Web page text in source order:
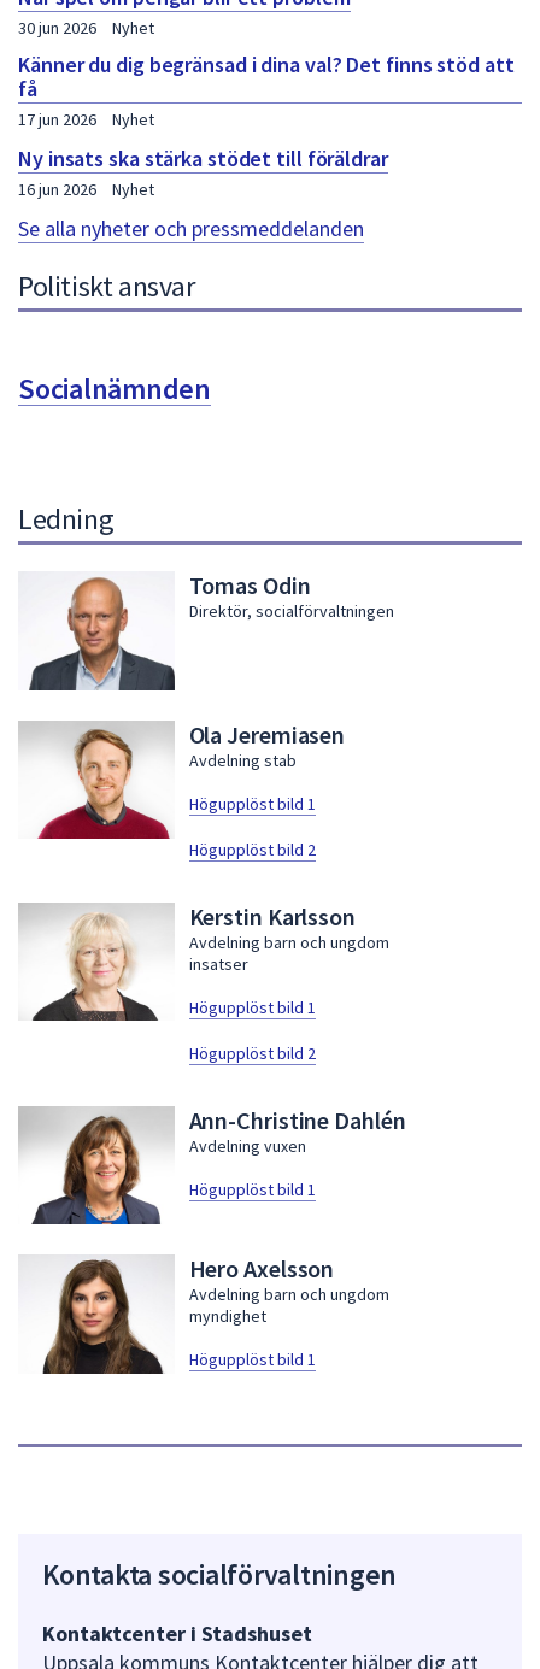
30 jun 2026 Nyhet
Känner du dig begränsad i dina val? Det finns stöd att
få
17 jun 2026 Nyhet
Ny insats ska stärka stödet till föräldrar
16 jun 2026 Nyhet
Se alla nyheter och pressmeddelanden
Politiskt ansvar
Socialnämnden
Ledning
Tomas Odin
Direktör, socialförvaltningen
Ola Jeremiasen
Avdelning stab
Högupplöst bild 1
Högupplöst bild 2
Kerstin Karlsson
Avdelning barn och ungdom
insatser
Högupplöst bild 1
Högupplöst bild 2
Ann-Christine Dahlén
Avdelning vuxen
Högupplöst bild 1
Hero Axelsson
Avdelning barn och ungdom
myndighet
Högupplöst bild 1
Kontakta socialförvaltningen
Kontaktcenter i Stadshuset
Uppsala kommuns Kontaktcenter hjälper dig att